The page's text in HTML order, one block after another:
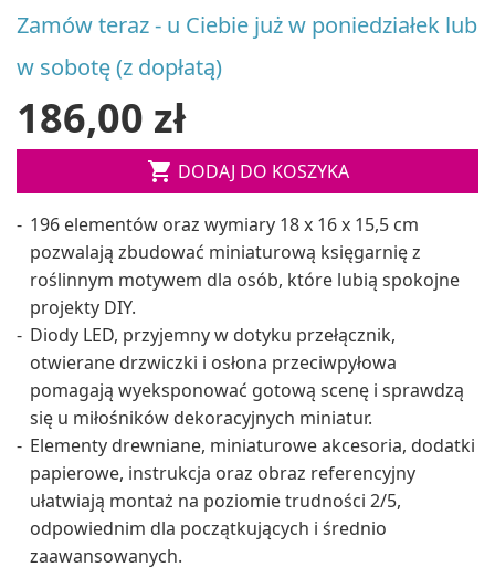
Zamów teraz - u Ciebie już w poniedziałek lub
w sobotę (z dopłatą)
186,00 zł
 DODAJ DO KOSZYKA
196 elementów oraz wymiary 18 x 16 x 15,5 cm
pozwalają zbudować miniaturową księgarnię z
roślinnym motywem dla osób, które lubią spokojne
projekty DIY.
Diody LED, przyjemny w dotyku przełącznik,
otwierane drzwiczki i osłona przeciwpyłowa
pomagają wyeksponować gotową scenę i sprawdzą
się u miłośników dekoracyjnych miniatur.
Elementy drewniane, miniaturowe akcesoria, dodatki
papierowe, instrukcja oraz obraz referencyjny
ułatwiają montaż na poziomie trudności 2/5,
odpowiednim dla początkujących i średnio
zaawansowanych.